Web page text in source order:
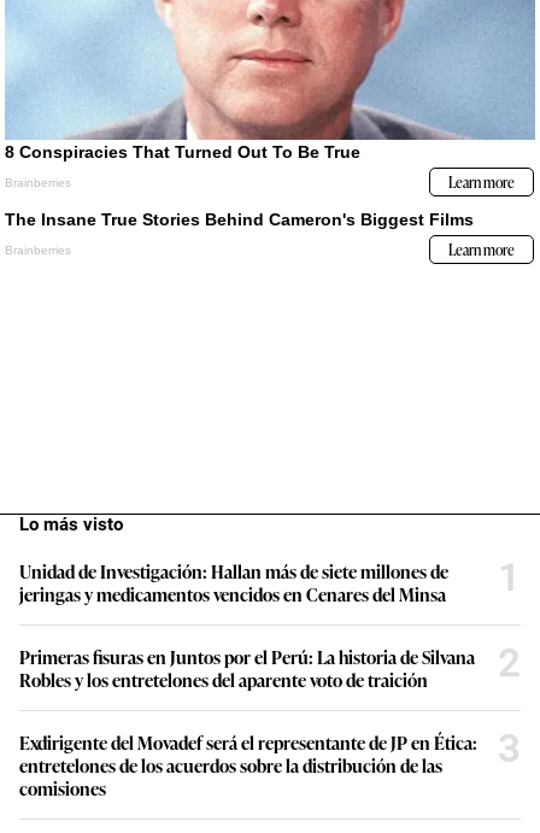
Lo más visto
Unidad de Investigación: Hallan más de siete millones de
jeringas y medicamentos vencidos en Cenares del Minsa
1
Primeras fisuras en Juntos por el Perú: La historia de Silvana
Robles y los entretelones del aparente voto de traición
2
Exdirigente del Movadef será el representante de JP en Ética:
entretelones de los acuerdos sobre la distribución de las
comisiones
3